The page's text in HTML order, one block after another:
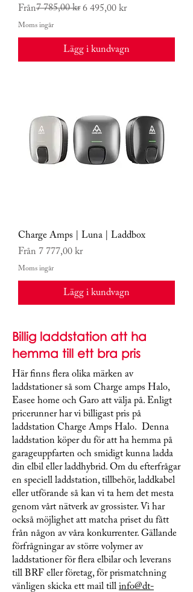
Från
Ordinarie pris
7 785,00 kr 6 495,00 kr
Reapris
Moms ingår
Lägg i kundvagn
Charge Amps | Luna | Laddbox
Från 7 777,00 kr
Reapris
Moms ingår
Lägg i kundvagn
Billig laddstation att ha
hemma till ett bra pris
Här finns flera olika märken av
laddstationer så som Charge amps Halo,
Easee home och Garo att välja på. Enligt
pricerunner har vi billigast pris på
laddstation Charge Amps Halo. Denna
laddstation köper du för att ha hemma på
garageuppfarten och smidigt kunna ladda
din elbil eller laddhybrid. Om du efterfrågar
en speciell laddstation, tillbehör, laddkabel
eller utförande så kan vi ta hem det mesta
genom vårt nätverk av grossister. Vi har
också möjlighet att matcha priset du fått
från någon av våra konkurrenter. Gällande
förfrågningar av större volymer av
laddstationer för flera elbilar och leverans
till BRF eller företag, för prismatchning
vänligen skicka ett mail till info@dt-